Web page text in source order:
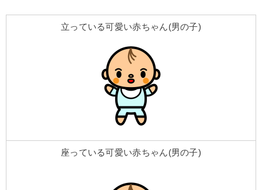
立っている可愛い赤ちゃん(男の子)
座っている可愛い赤ちゃん(男の子)